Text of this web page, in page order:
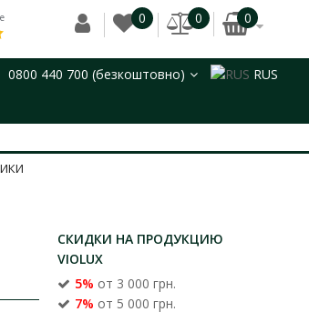
0 0 0
0800 440 700 (безкоштовно) RUS
СКИДКИ НА ПРОДУКЦИЮ
VIOLUX
5% от 3 000 грн.
7% от 5 000 грн.